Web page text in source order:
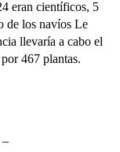
eran científicos, 5
de los navíos Le
llevaría a cabo el
467 plantas.
–